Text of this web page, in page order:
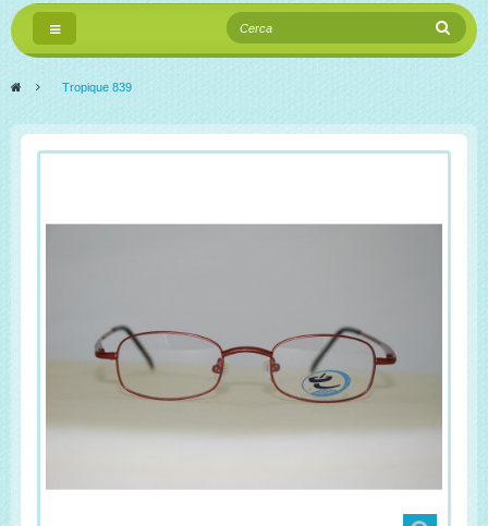
Navigazione
Toggle
> Tropique 839